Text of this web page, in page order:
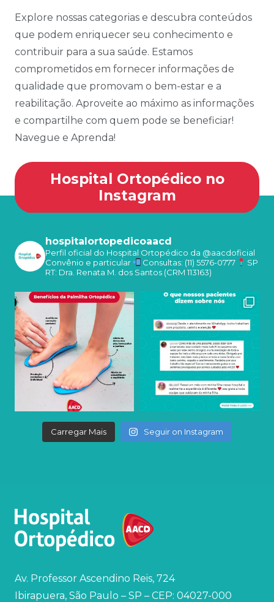
Explore nossas categorias e descubra conteúdos
que podem enriquecer seu conhecimento e
contribuir para a sua saúde. Estamos
comprometidos em fornecer informações de
qualidade que promovam o bem-estar e a
reabilitação. Aproveite ao máximo as informações
e compartilhe com quem pode se beneficiar!
Navegue e Aprenda!
Hospital Ortopédico no
Instagram
hospitalortopedicoaacd
Perfil oficial do Hospital Ortopédico da @aacdoficial
Convênio e particular
Consultas: (11) 5576-0777
SP
RT: Dra. Renata M. dos Santos (CRM 113163)
Carregar Mais Seguir on Instagram
Av. Professor Ascendino Reis, 724
Ibirapuera, São Paulo – SP – CEP: 04027-000